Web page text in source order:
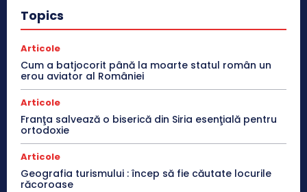
Topics
Articole
Cum a batjocorit până la moarte statul român un
erou aviator al României
Articole
Franţa salvează o biserică din Siria esenţială pentru
ortodoxie
Articole
Geografia turismului : încep să fie căutate locurile
răcoroase